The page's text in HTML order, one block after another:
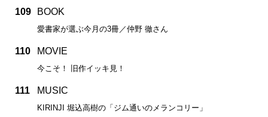
109 BOOK
愛書家が選ぶ今月の3冊／仲野 徹さん
110 MOVIE
今こそ！ 旧作イッキ見！
111 MUSIC
KIRINJI 堀込高樹の「ジム通いのメランコリー」